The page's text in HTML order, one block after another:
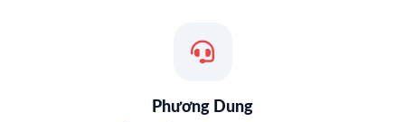
Phương Dung